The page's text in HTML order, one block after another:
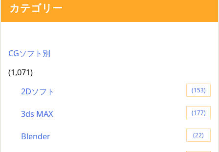
カテゴリー
CGソフト別
(1,071)
2Dソフト
(153)
3ds MAX (177)
Blender (22)